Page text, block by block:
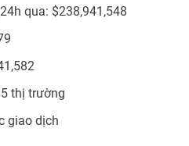
qua: $238,941,548
thị trường
giao dịch